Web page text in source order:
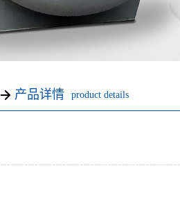
产品详情 product details